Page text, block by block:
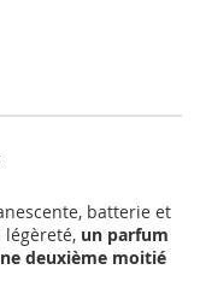
batterie et
un parfum
deuxième moitié